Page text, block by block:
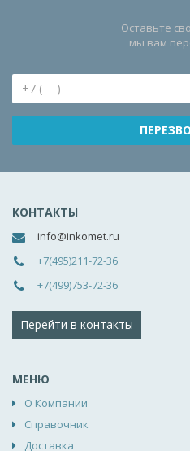
Оставьте
мы вам
КОНТАКТЫ
info@inkomet.ru
+7(495)211-72-36
+7(499)753-72-36
Перейти в контакты
МЕНЮ
О Компании
Справочник
Доставка